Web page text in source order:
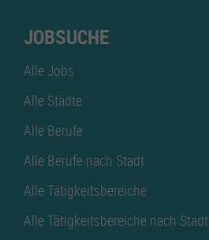
JOBSUCHE
Alle Jobs
Alle Städte
Alle Berufe
Alle Berufe nach Stadt
Alle Tätigkeitsbereiche
Alle Tätigkeitsbereiche nach Stadt